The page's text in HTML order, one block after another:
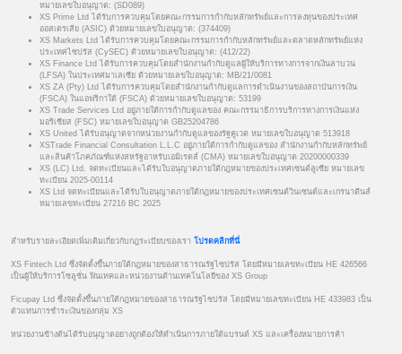
หมายเลขใบอนุญาต: (SD089)
XS Prime Ltd ได้รับการควบคุมโดยคณะกรรมการกำกับหลักทรัพย์และการลงทุนของประเทศ
ออสเตรเลีย (ASIC) ด้วยหมายเลขใบอนุญาต: (374409)
XS Markets Ltd ได้รับการควบคุมโดยคณะกรรมการกำกับหลักทรัพย์และตลาดหลักทรัพย์แห่ง
ประเทศไซปรัส (CySEC) ด้วยหมายเลขใบอนุญาต: (412/22)
XS Finance Ltd ได้รับการควบคุมโดยสำนักงานกำกับดูแลผู้ให้บริการทางการจากเงินลาบวน
(LFSA) ในประเทศมาเลเซีย ด้วยหมายเลขใบอนุญาต: MB/21/0081
XS ZA (Pty) Ltd ได้รับการควบคุมโดยสำนักงานกำกับดูแลการดำเนินงานของสถาบันการเงิน
(FSCA) ในแอฟริกาใต้ (FSCA) ด้วยหมายเลขใบอนุญาต: 53199
XS Trade Services Ltd อยู่ภายใต้การกำกับดูแลของ คณะกรรมาธิการบริการทางการเงินแห่ง
มอริเชียส (FSC) หมายเลขใบอนุญาต GB25204786
XS United ได้รับอนุญาตจากหน่วยงานกำกับดูแลของรัฐคูเวต หมายเลขใบอนุญาต 513918
XSTrade Financial Consultation L.L.C อยู่ภายใต้การกำกับดูแลของ สำนักงานกำกับหลักทรัพย์
และสินค้าโภคภัณฑ์แห่งสหรัฐอาหรับเอมิเรตส์ (CMA) หมายเลขใบอนุญาต 20200000339
XS (LC) Ltd. จดทะเบียนและได้รับใบอนุญาตภายใต้กฎหมายของประเทศเซนต์ลูเซีย หมายเลข
ทะเบียน 2025-00114
XS Ltd จดทะเบียนและได้รับใบอนุญาตภายใต้กฎหมายของประเทศเซนต์วินเซนต์และเกรนาดีนส์
หมายเลขทะเบียน 27216 BC 2025
สำหรับรายละเอียดเพิ่มเติมเกี่ยวกับกฎระเบียบของเรา โปรดคลิกที่นี่
XS Fintech Ltd ซึ่งจัดตั้งขึ้นภายใต้กฎหมายของสาธารณรัฐไซปรัส โดยมีหมายเลขทะเบียน HE 426566
เป็นผู้ให้บริการโซลูชั่น ฟินเทคและหน่วยงานด้านเทคโนโลยีของ XS Group
Ficupay Ltd ซึ่งจัดตั้งขึ้นภายใต้กฎหมายของสาธารณรัฐไซปรัส โดยมีหมายเลขทะเบียน HE 433983 เป็น
ตัวแทนการชำระเงินของกลุ่ม XS
หน่วยงานข้างต้นได้รับอนุญาตอย่างถูกต้องให้ดำเนินการภายใต้แบรนด์ XS และเครื่องหมายการค้า